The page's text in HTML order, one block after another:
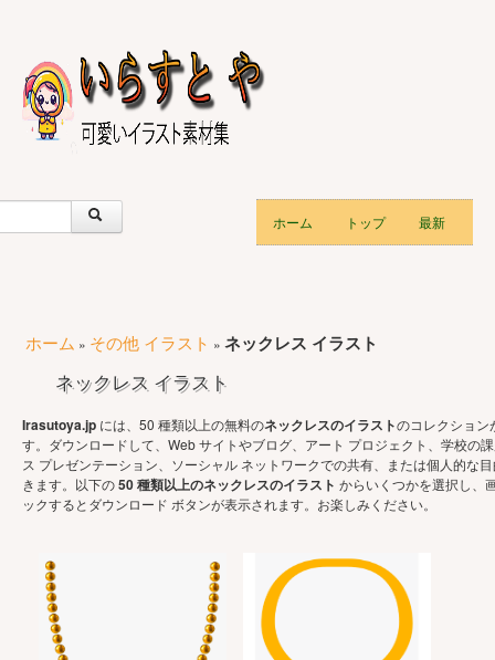
ホーム トップ 最新
ホーム » その他 イラスト » ネックレス イラスト
ネックレス イラスト
Irasutoya.jp には、50 種類以上の無料のネックレスのイラストのコレクション
す。ダウンロードして、Web サイトやブログ、アート プロジェクト、学校の
ス プレゼンテーション、ソーシャル ネットワークでの共有、または個人的な
きます。以下の50 種類以上のネックレスのイラスト からいくつかを選択し、
ックするとダウンロード ボタンが表示されます。お楽しみください。